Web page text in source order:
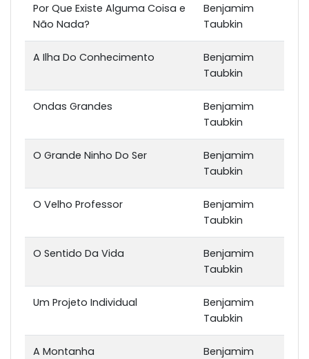
Por Que Existe Alguma Coisa e
Não Nada?
Benjamim
Taubkin
A Ilha Do Conhecimento
Benjamim
Taubkin
Ondas Grandes
Benjamim
Taubkin
O Grande Ninho Do Ser
Benjamim
Taubkin
O Velho Professor
Benjamim
Taubkin
O Sentido Da Vida
Benjamim
Taubkin
Um Projeto Individual
Benjamim
Taubkin
A Montanha
Benjamim